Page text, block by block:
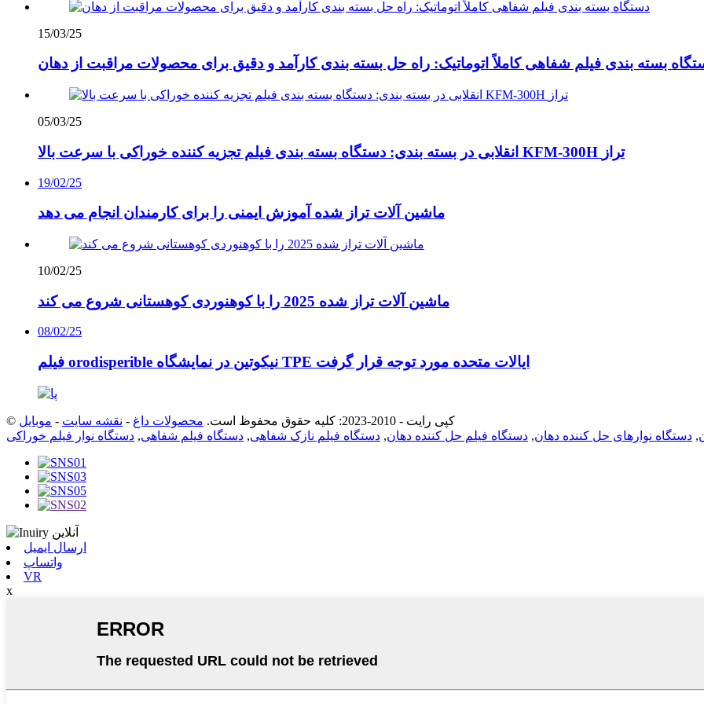
15/03/25
بسته بندی فیلم شفاهی کاملاً اتوماتیک: راه حل بسته بندی کارآمد و دقیق برای محصولات مراقبت از دهان
05/03/25
انقلابی در بسته بندی: دستگاه بسته بندی فیلم تجزیه کننده خوراکی با سرعت بالا KFM-300H تراز
19/02/25
ماشین آلات تراز شده آموزش ایمنی را برای کارمندان انجام می دهد
10/02/25
ماشین آلات تراز شده 2025 را با کوهنوردی کوهستانی شروع می کند
08/02/25
فیلم orodisperible نیکوتین در نمایشگاه TPE ایالات متحده مورد توجه قرار گرفت
© کپی رایت - 2010-2023: کلیه حقوق محفوظ است. محصولات داغ - نقشه سایت - موبایل
, دستگاه نوارهای حل کننده دهان, دستگاه فیلم حل کننده دهان, دستگاه فیلم نازک شفاهی, دستگاه فیلم شفاهی, دستگاه نوار فیلم خوراکی
ارسال ایمیل
واتساپ
VR
x